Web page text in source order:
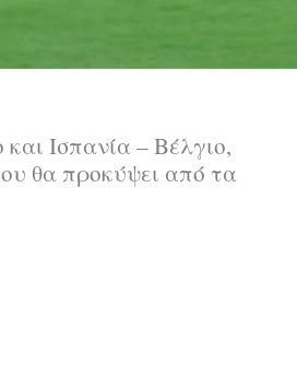
Ισπανία – Βέλγιο,
θα προκύψει από τα